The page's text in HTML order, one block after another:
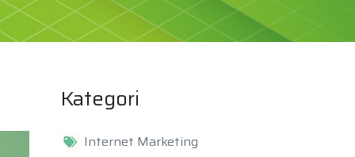
Kategori
Internet Marketing